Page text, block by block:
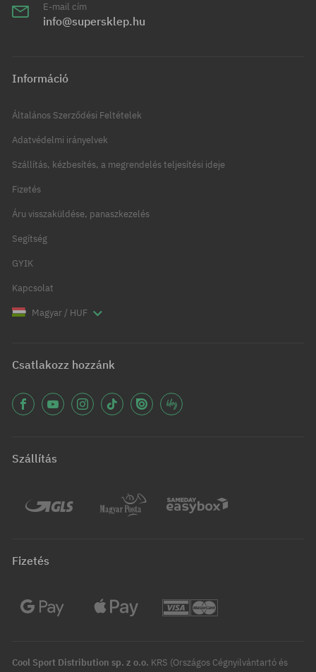
E-mail cím
info@supersklep.hu
Információ
Általános Szerződési Feltételek
Adatvédelmi irányelvek
Szállítás, kézbesítés, a megrendelés teljesítési ideje
Fizetés
Áru visszaküldése, panaszkezelés
Segítség
GYIK
Kapcsolat
Magyar / HUF
Csatlakozz hozzánk
Szállítás
Fizetés
Cool Sport Distribution sp. z o.o. KRS (Országos Cégnyilvántartó és